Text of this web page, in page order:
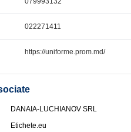
022271411
https://uniforme.prom.md/
DANAIA-LUCHIANOV SRL
Etichete.eu